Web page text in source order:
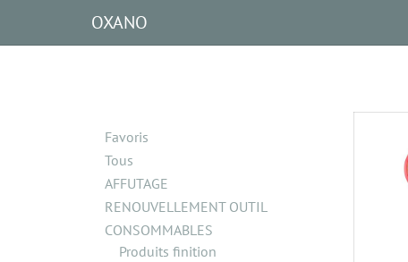
OXANO
Favoris
Tous
AFFUTAGE
RENOUVELLEMENT OUTIL
CONSOMMABLES
Produits finition